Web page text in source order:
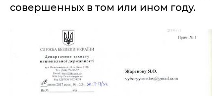
совершенных в том или ином году.